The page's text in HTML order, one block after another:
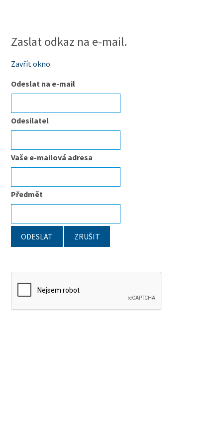
Zaslat odkaz na e-mail.
Zavřít okno
Odeslat na e-mail
Odesilatel
Vaše e-mailová adresa
Předmět
ODESLAT ZRUŠIT